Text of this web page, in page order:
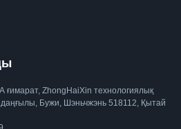
ғимарат, ZhongHaiXin технологиялық
Бужи, Шэньчжэнь 518112, Қытай